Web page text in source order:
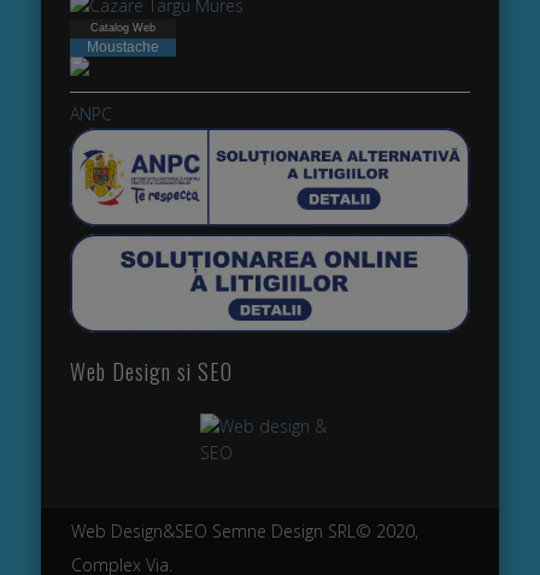
Catalog Web
Moustache
webdesign
ANPC
Web Design si SEO
Web Design&SEO Semne Design SRL© 2020,
Complex Via.